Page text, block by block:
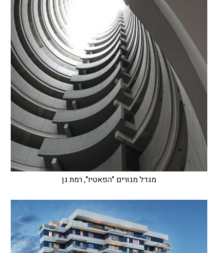
מגדל מגורים "הפאטיו", רמת גן